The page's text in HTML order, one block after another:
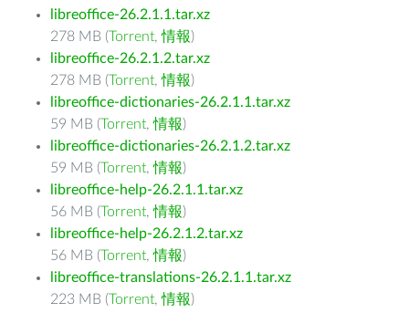
libreoffice-26.2.1.1.tar.xz
278 MB (Torrent,情報)
libreoffice-26.2.1.2.tar.xz
278 MB (Torrent,情報)
libreoffice-dictionaries-26.2.1.1.tar.xz
59 MB (Torrent,情報)
libreoffice-dictionaries-26.2.1.2.tar.xz
59 MB (Torrent,情報)
libreoffice-help-26.2.1.1.tar.xz
56 MB (Torrent,情報)
libreoffice-help-26.2.1.2.tar.xz
56 MB (Torrent,情報)
libreoffice-translations-26.2.1.1.tar.xz
223 MB (Torrent,情報)